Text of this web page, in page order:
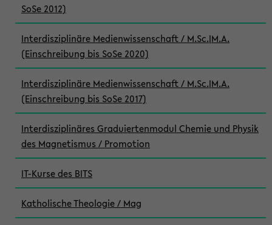
SoSe 2012)
Interdisziplinäre Medienwissenschaft / M.Sc.|M.A.
(Einschreibung bis SoSe 2020)
Interdisziplinäre Medienwissenschaft / M.Sc.|M.A.
(Einschreibung bis SoSe 2017)
Interdisziplinäres Graduiertenmodul Chemie und Physik
des Magnetismus / Promotion
IT-Kurse des BITS
Katholische Theologie / Mag